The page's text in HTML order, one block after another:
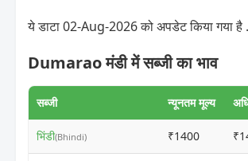
ये डाटा 02-Aug-2026 को अपडेट किया गया है .
Dumarao मंडी में सब्जी का भाव
सब्जी न्यूनतम मूल्य
भिंडी(Bhindi) ₹1400